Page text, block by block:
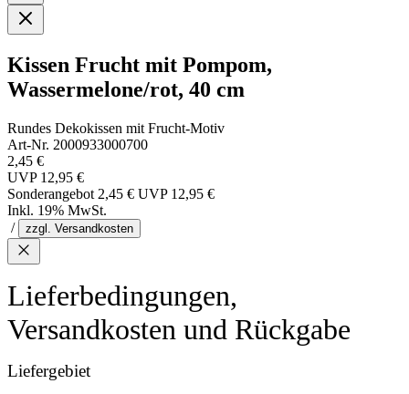
Kissen Frucht mit Pompom,
Wassermelone/rot, 40 cm
Rundes Dekokissen mit Frucht-Motiv
Art-Nr. 2000933000700
2,45 €
UVP 12,95 €
Sonderangebot 2,45 € UVP 12,95 €
Inkl. 19% MwSt.
/
zzgl. Versandkosten
Lieferbedingungen,
Versandkosten und Rückgabe
Liefergebiet